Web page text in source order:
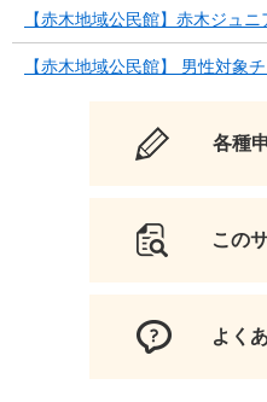
【赤木地域公民館】赤木ジュ
【赤木地域公民館】 男性対象
各種
この
よく